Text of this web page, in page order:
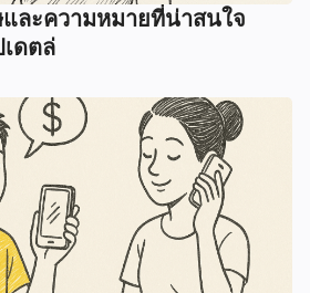
ละความหมายที่น่าสนใจ
ดตล่